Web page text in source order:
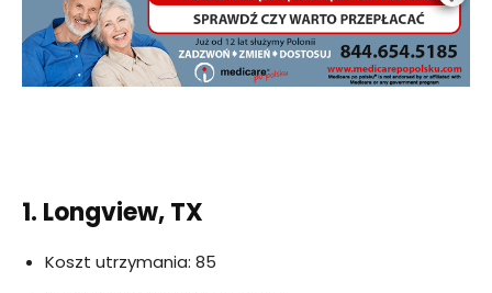
1. Longview, TX
Koszt utrzymania: 85